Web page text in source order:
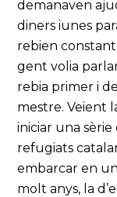
demanaven
diners iunes
rebien
gent volia
rebia primer i
mestre. Veient
iniciar una
refugiats
embarcar en
molt anys, la